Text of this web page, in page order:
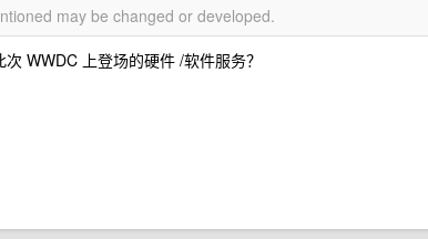
may be changed or developed.
WWDC 上登场的硬件 /软件服务？